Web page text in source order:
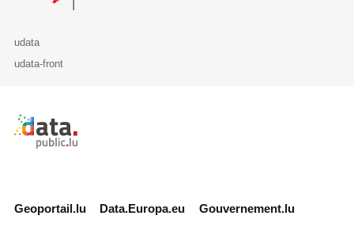
udata
udata-front
Retour à l'accueil de data.public.lu
Geoportail.lu Data.Europa.eu Gouvernement.lu